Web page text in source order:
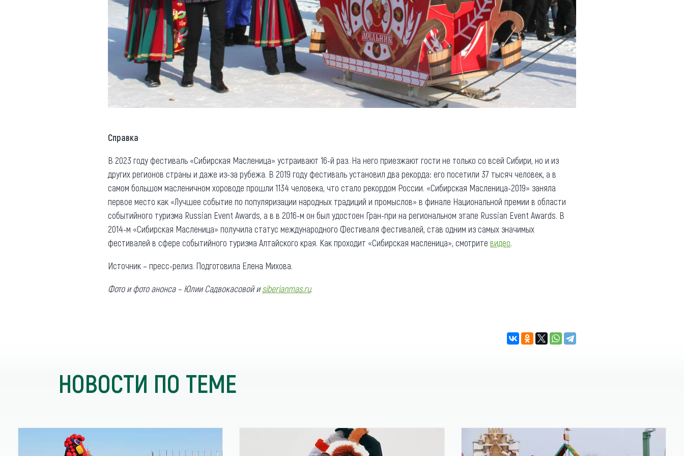
Справка
В 2023 году фестиваль «Сибирская Масленица» устраивают 16-й раз. На него приезжают гости не только со всей Сибири, но и из
других регионов страны и даже из-за рубежа. В 2019 году фестиваль установил два рекорда: его посетили 37 тысяч человек, а в
самом большом масленичном хороводе прошли 1134 человека, что стало рекордом России. «Сибирская Масленица-2019» заняла
первое место как «Лучшее событие по популяризации народных традиций и промыслов» в финале Национальной премии в области
событийного туризма Russian Event Awards, а в в 2016-м он был удостоен Гран-при на региональном этапе Russian Event Awards. В
2014-м «Сибирская Масленица» получила статус международного Фестиваля фестивалей, став одним из самых значимых
фестивалей в сфере событийного туризма Алтайского края. Как проходит «Сибирская масленица», смотрите видео.
Источник – пресс-релиз. Подготовила Елена Михова.
Фото и фото анонса – Юлии Садвокасовой иsiberianmas.ru.
НОВОСТИ ПО ТЕМЕ